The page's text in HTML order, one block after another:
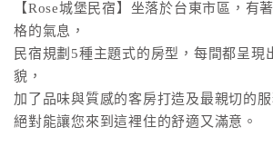
特
色
民
宿
【Rose城堡民宿】坐落於台東市區，有
格的氣息，
民宿規劃5種主題式的房型，每間都呈現
貌，
加了品味與質感的客房打造及最親切的服
絕對能讓您來到這裡住的舒適又滿意。